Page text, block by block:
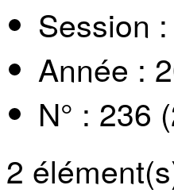
Session
Année :
N° : 236
2